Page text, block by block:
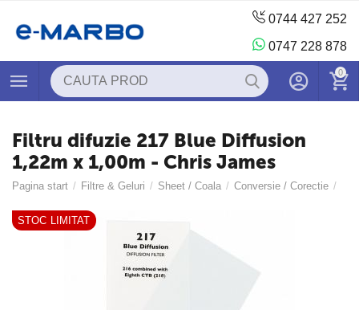
0744 427 252
0747 228 878
0
Filtru difuzie 217 Blue Diffusion
1,22m x 1,00m - Chris James
Pagina start / Filtre & Geluri / Sheet / Coala / Conversie / Corectie /
STOC LIMITAT